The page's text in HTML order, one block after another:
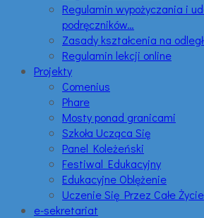
Regulamin wypożyczania i
podręczników…
Zasady kształcenia na
Regulamin lekcji online
Projekty
Comenius
Phare
Mosty ponad granicami
Szkoła Ucząca Się
Panel Koleżeński
Festiwal Edukacyjny
Edukacyjne Oblężenie
Uczenie Się Przez Całe Życie
e-sekretariat